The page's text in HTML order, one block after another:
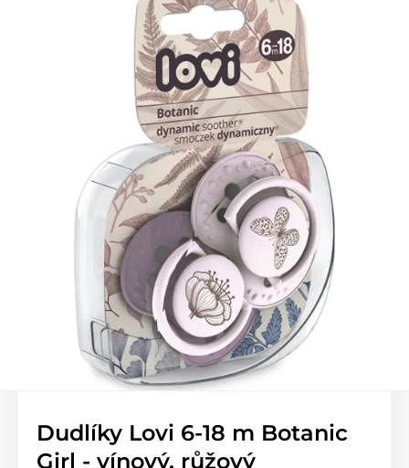
Dudlíky Lovi 6-18 m Botanic
Girl - vínový, růžový